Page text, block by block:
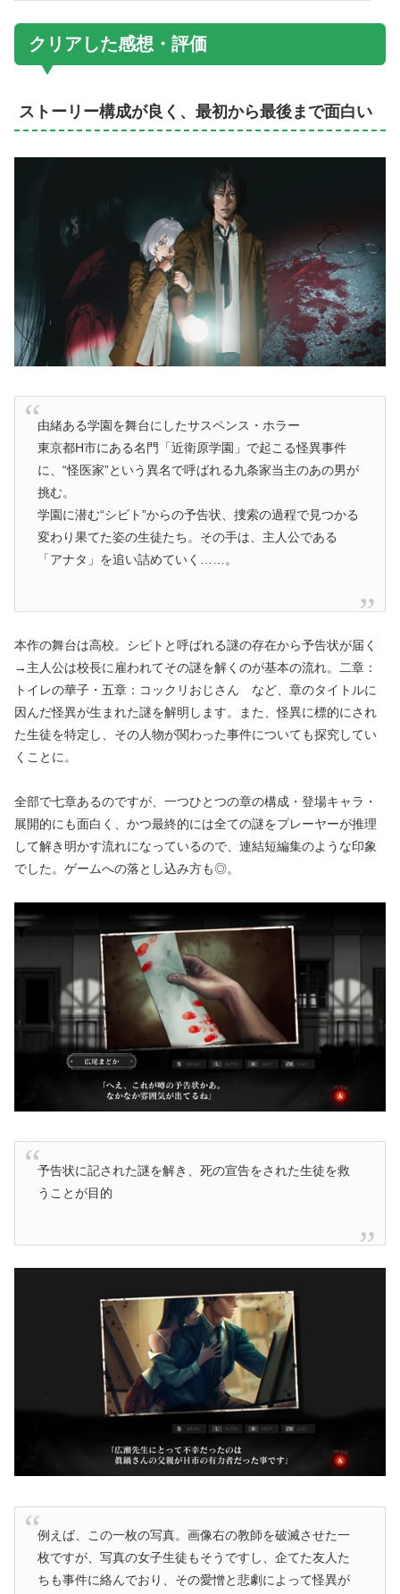
クリアした感想・評価
ストーリー構成が良く、最初から最後まで面白い
由緒ある学園を舞台にしたサスペンス・ホラー
東京都H市にある名門「近衛原学園」で起こる怪異事件
に、“怪医家”という異名で呼ばれる九条家当主のあの男が
挑む。
学園に潜む“シビト”からの予告状、捜索の過程で見つかる
変わり果てた姿の生徒たち。その手は、主人公である
「アナタ」を追い詰めていく……。
本作の舞台は高校。シビトと呼ばれる謎の存在から予告状が届く
→主人公は校長に雇われてその謎を解くのが基本の流れ。二章：
トイレの華子・五章：コックリおじさん など、章のタイトルに
因んだ怪異が生まれた謎を解明します。また、怪異に標的にされ
た生徒を特定し、その人物が関わった事件についても探究してい
くことに。
全部で七章あるのですが、一つひとつの章の構成・登場キャラ・
展開的にも面白く、かつ最終的には全ての謎をプレーヤーが推理
して解き明かす流れになっているので、連結短編集のような印象
でした。ゲームへの落とし込み方も◎。
予告状に記された謎を解き、死の宣告をされた生徒を救
うことが目的
例えば、この一枚の写真。画像右の教師を破滅させた一
枚ですが、写真の女子生徒もそうですし、企てた友人た
ちも事件に絡んでおり、その愛憎と悲劇によって怪異が